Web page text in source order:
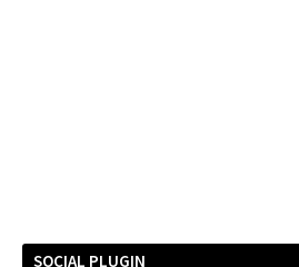
SOCIAL PLUGIN